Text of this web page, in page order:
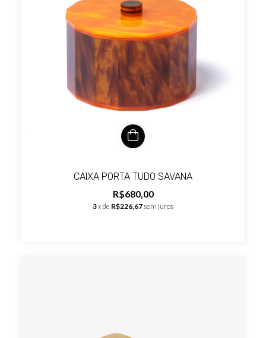
CAIXA PORTA TUDO SAVANA
R$680,00
3x de R$226,67sem juros